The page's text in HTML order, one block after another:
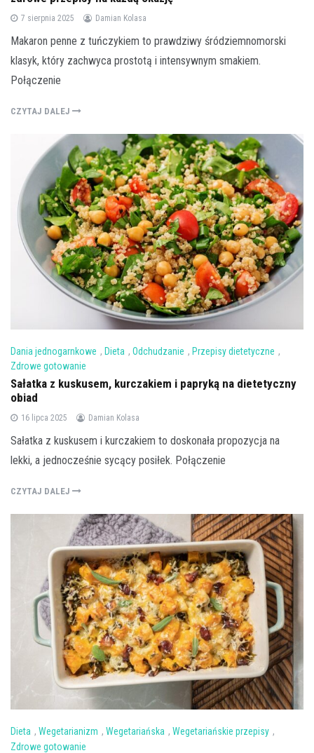
7 sierpnia 2025 Damian Kolasa
Makaron penne z tuńczykiem to prawdziwy śródziemnomorski
klasyk, który zachwyca prostotą i intensywnym smakiem.
Połączenie
CZYTAJ DALEJ
Dania jednogarnkowe , Dieta , Odchudzanie , Przepisy dietetyczne ,
Zdrowe gotowanie
Sałatka z kuskusem, kurczakiem i papryką na dietetyczny
obiad
16 lipca 2025 Damian Kolasa
Sałatka z kuskusem i kurczakiem to doskonała propozycja na
lekki, a jednocześnie sycący posiłek. Połączenie
CZYTAJ DALEJ
Dieta , Wegetarianizm , Wegetariańska , Wegetariańskie przepisy ,
Zdrowe gotowanie